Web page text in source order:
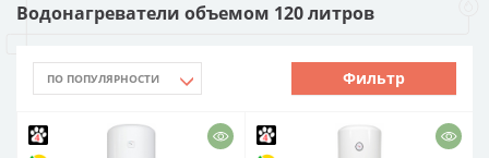
Водонагреватели объемом 120 литров
Фильтр